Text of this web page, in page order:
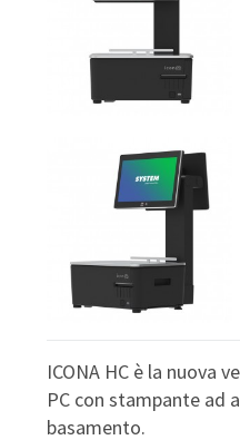
ICONA HC è la nuova
PC con stampante ad
basamento.